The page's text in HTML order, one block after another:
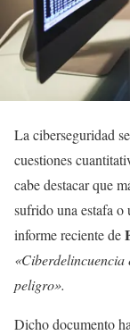
La ciberseguridad
cuestiones
cabe destacar que
sufrido una estafa o
informe reciente de
«Ciberdelincuencia
peligro».
Dicho documento